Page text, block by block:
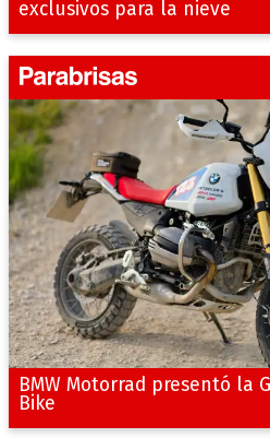
exclusivos para la nieve
BMW Motorrad presentó la
Bike